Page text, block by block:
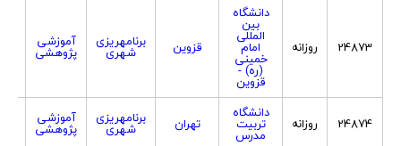
24873 روزانه
دانشگاه
بین
المللی
امام
خمینی
(ره) -
قزوین
قزوین برنامهریزی
شهری
آموزشی
پژوهشی
24874 روزانه
دانشگاه
تربیت
مدرس
تهران برنامهریزی
شهری
آموزشی
پژوهشی